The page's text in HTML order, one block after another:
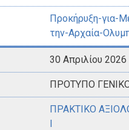
Προκήρυξη-για-
την-Αρχαία-
30 Απριλίου 2026
ΠΡΟΤΥΠΟ
ΠΡΑΚΤΙΚΟ
Ι